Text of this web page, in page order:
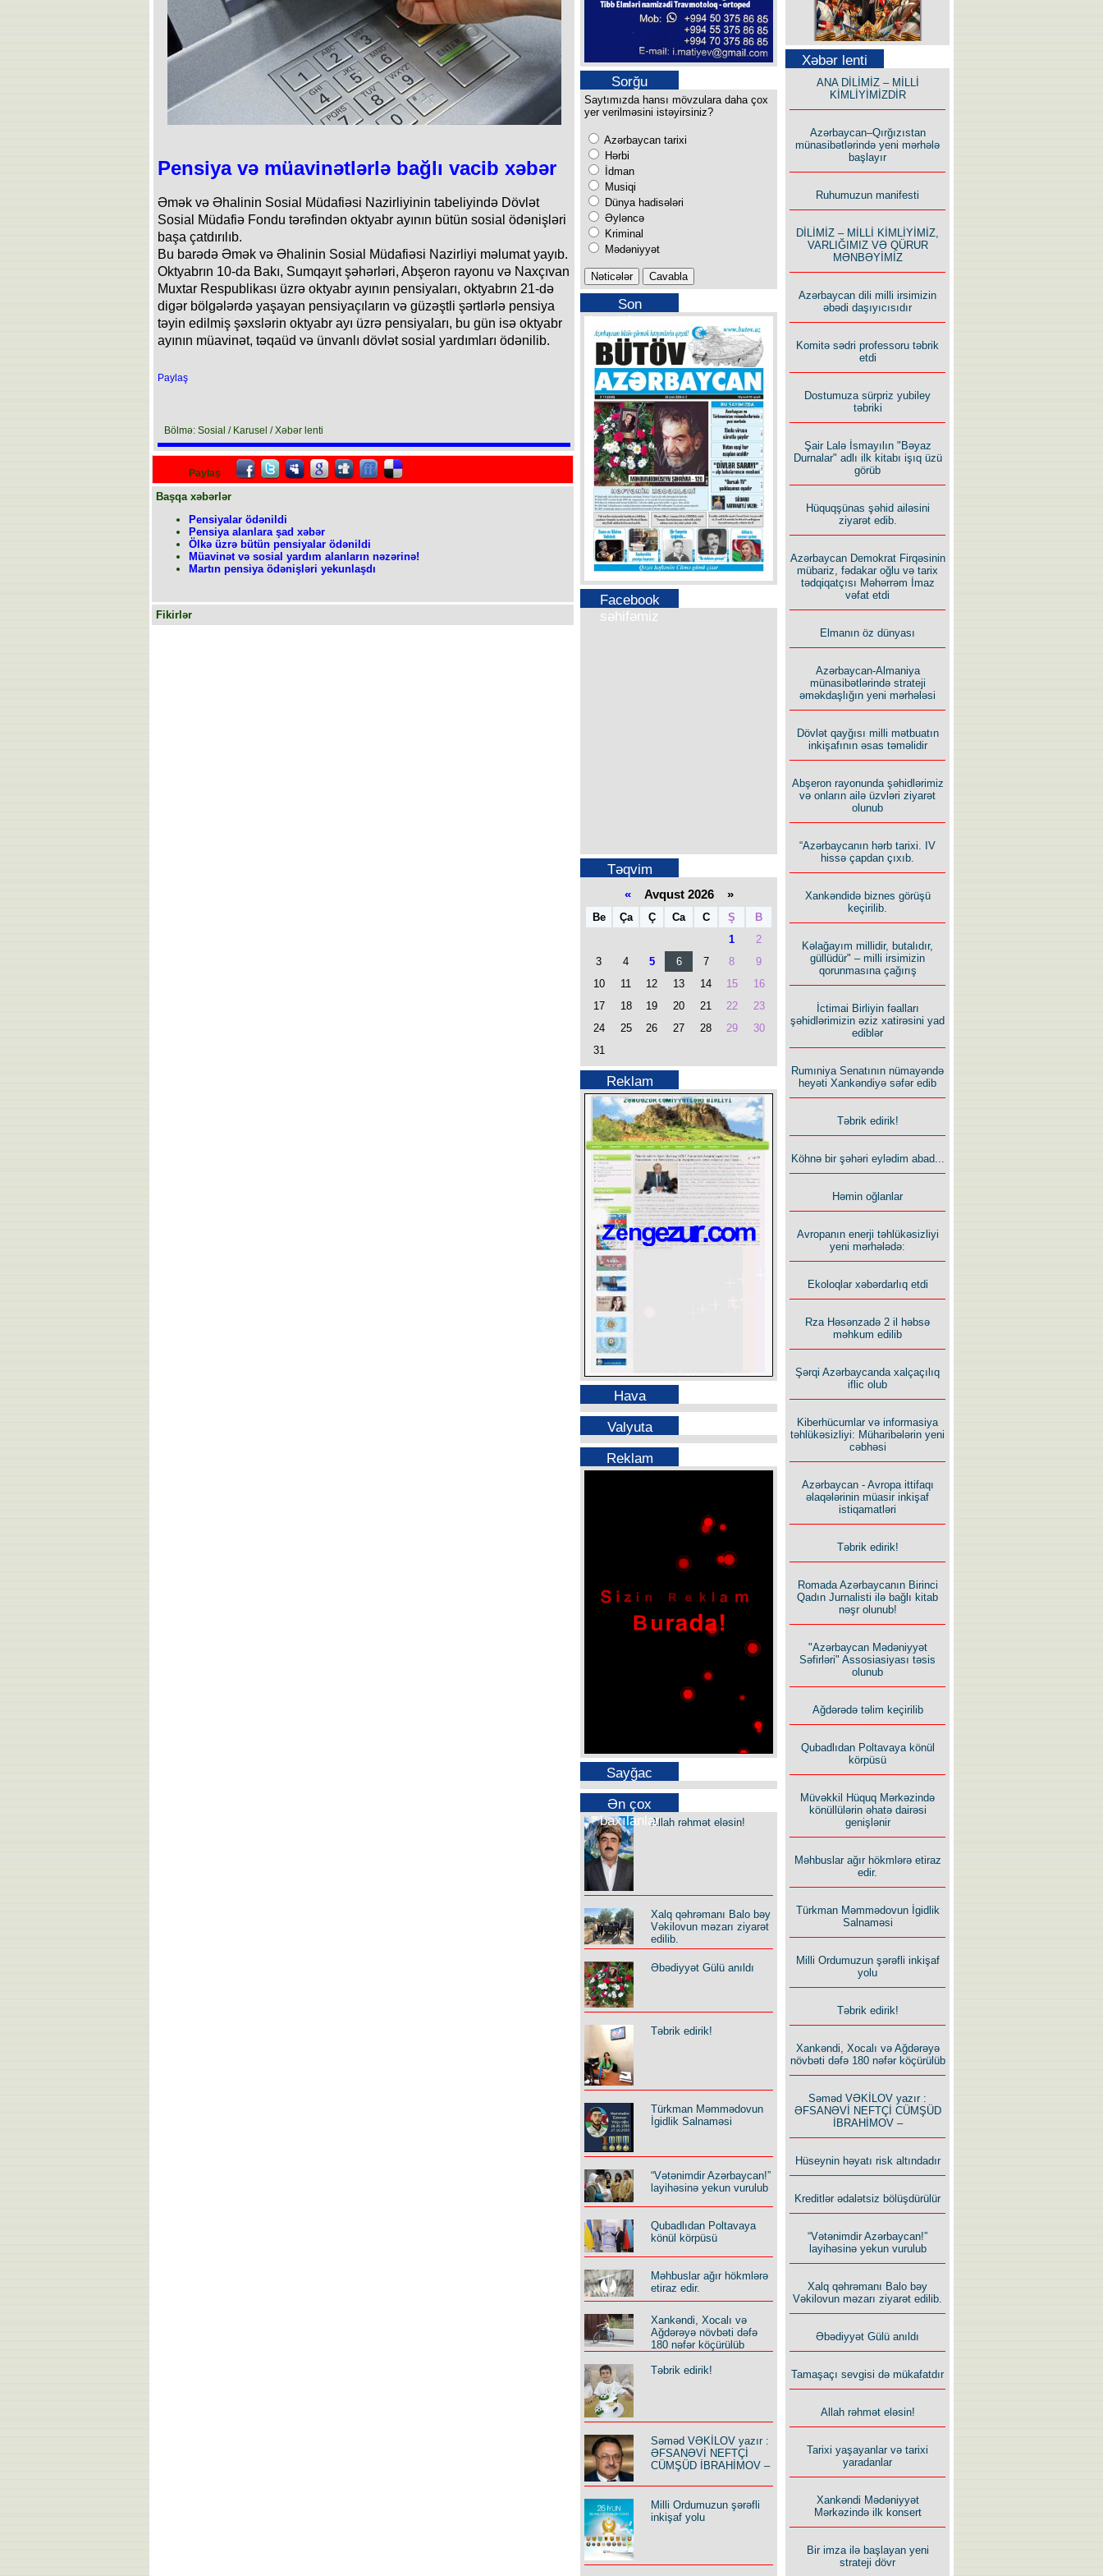
Pensiya və müavinətlərlə bağlı vacib xəbər
Əmək və Əhalinin Sosial Müdafiəsi Nazirliyinin tabeliyində Dövlət
Sosial Müdafiə Fondu tərəfindən oktyabr ayının bütün sosial ödənişləri
başa çatdırılıb.
Bu barədə Əmək və Əhalinin Sosial Müdafiəsi Nazirliyi məlumat yayıb.
Oktyabrın 10-da Bakı, Sumqayıt şəhərləri, Abşeron rayonu və Naxçıvan
Muxtar Respublikası üzrə oktyabr ayının pensiyaları, oktyabrın 21-də
digər bölgələrdə yaşayan pensiyaçıların və güzəştli şərtlərlə pensiya
təyin edilmiş şəxslərin oktyabr ayı üzrə pensiyaları, bu gün isə oktyabr
ayının müavinət, təqaüd və ünvanlı dövlət sosial yardımları ödənilib.
Paylaş
Bölmə: Sosial / Karusel / Xəbər lenti
Paylaş
Başqa xəbərlər
Pensiyalar ödənildi
Pensiya alanlara şad xəbər
Ölkə üzrə bütün pensiyalar ödənildi
Müavinət və sosial yardım alanların nəzərinə!
Martın pensiya ödənişləri yekunlaşdı
Fikirlər
Sorğu
Saytımızda hansı mövzulara daha çox
yer verilməsini istəyirsiniz?
Azərbaycan tarixi
Hərbi
İdman
Musiqi
Dünya hadisələri
Əyləncə
Kriminal
Mədəniyyət
Son
buraxılışımız
Facebook
səhifəmiz
Təqvim
«Avqust 2026 »
Be Ça Ç Ca C Ş
B
1
2
3
4 5 6 7 8
9
10
11 12 13 14 15
16
17
18 19 20 21 22
23
24
25 26 27 28 29
30
31
Reklam
Hava
Valyuta
Reklam
Sayğac
Ən çox
baxılanlarAllah rəhmət eləsin!
Xalq qəhrəmanı Balo bəy
Vəkilovun məzarı ziyarət
edilib.
Əbədiyyət Gülü anıldı
Təbrik edirik!
Türkman Məmmədovun
İgidlik Salnaməsi
“Vətənimdir Azərbaycan!”
layihəsinə yekun vurulub
Qubadlıdan Poltavaya
könül körpüsü
Məhbuslar ağır hökmlərə
etiraz edir.
Xankəndi, Xocalı və
Ağdərəyə növbəti dəfə
180 nəfər köçürülüb
Təbrik edirik!
Səməd VƏKİLOV yazır :
ƏFSANƏVİ NEFTÇİ
CÜMŞÜD İBRAHİMOV –
Milli Ordumuzun şərəfli
inkişaf yolu
Səfər Alışarlı yazır
Uzun yolun Yolçusu
Bu yolda mən varam!
Rusiyanın süqutunu qaçılmaz
edən beş şərt
Xəbər lenti
ANA DİLİMİZ – MİLLİ
KİMLİYİMİZDİR
Azərbaycan–Qırğızıstan
münasibətlərində yeni mərhələ
başlayır
Ruhumuzun manifesti
DİLİMİZ – MİLLİ KİMLİYİMİZ,
VARLIĞIMIZ VƏ QÜRUR
MƏNBƏYİMİZ
Azərbaycan dili milli irsimizin
əbədi daşıyıcısıdır
Komitə sədri professoru təbrik
etdi
Dostumuza sürpriz yubiley
təbriki
Şair Lalə İsmayılın "Bəyaz
Durnalar" adlı ilk kitabı işıq üzü
görüb
Hüquqşünas şəhid ailəsini
ziyarət edib.
Azərbaycan Demokrat Firqəsinin
mübariz, fədakar oğlu və tarix
tədqiqatçısı Məhərrəm İmaz
vəfat etdi
Elmanın öz dünyası
Azərbaycan-Almaniya
münasibətlərində strateji
əməkdaşlığın yeni mərhələsi
Dövlət qayğısı milli mətbuatın
inkişafının əsas təməlidir
Abşeron rayonunda şəhidlərimiz
və onların ailə üzvləri ziyarət
olunub
“Azərbaycanın hərb tarixi. IV
hissə çapdan çıxıb.
Xankəndidə biznes görüşü
keçirilib.
Kəlağayım millidir, butalıdır,
güllüdür" – milli irsimizin
qorunmasına çağırış
İctimai Birliyin fəalları
şəhidlərimizin əziz xatirəsini yad
ediblər
Rumıniya Senatının nümayəndə
heyəti Xankəndiyə səfər edib
Təbrik edirik!
Köhnə bir şəhəri eylədim abad...
Həmin oğlanlar
Avropanın enerji təhlükəsizliyi
yeni mərhələdə:
Ekoloqlar xəbərdarlıq etdi
Rza Həsənzadə 2 il həbsə
məhkum edilib
Şərqi Azərbaycanda xalçaçılıq
iflic olub
Kiberhücumlar və informasiya
təhlükəsizliyi: Müharibələrin yeni
cəbhəsi
Azərbaycan - Avropa ittifaqı
əlaqələrinin müasir inkişaf
istiqamatləri
Təbrik edirik!
Romada Azərbaycanın Birinci
Qadın Jurnalisti ilə bağlı kitab
nəşr olunub!
"Azərbaycan Mədəniyyət
Səfirləri" Assosiasiyası təsis
olunub
Ağdərədə təlim keçirilib
Qubadlıdan Poltavaya könül
körpüsü
Müvəkkil Hüquq Mərkəzində
könüllülərin əhatə dairəsi
genişlənir
Məhbuslar ağır hökmlərə etiraz
edir.
Türkman Məmmədovun İgidlik
Salnaməsi
Milli Ordumuzun şərəfli inkişaf
yolu
Təbrik edirik!
Xankəndi, Xocalı və Ağdərəyə
növbəti dəfə 180 nəfər köçürülüb
Səməd VƏKİLOV yazır :
ƏFSANƏVİ NEFTÇİ CÜMŞÜD
İBRAHİMOV –
Hüseynin həyatı risk altındadır
Kreditlər ədalətsiz bölüşdürülür
“Vətənimdir Azərbaycan!”
layihəsinə yekun vurulub
Xalq qəhrəmanı Balo bəy
Vəkilovun məzarı ziyarət edilib.
Əbədiyyət Gülü anıldı
Tamaşaçı sevgisi də mükafatdır
Allah rəhmət eləsin!
Tarixi yaşayanlar və tarixi
yaradanlar
Xankəndi Mədəniyyət
Mərkəzində ilk konsert
Bir imza ilə başlayan yeni
strateji dövr